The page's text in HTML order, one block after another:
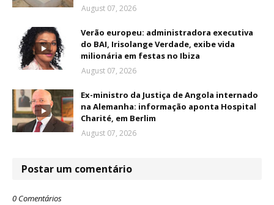
August 07, 2026
Verão europeu: administradora executiva
do BAI, Irisolange Verdade, exibe vida
milionária em festas no Ibiza
August 07, 2026
Ex-ministro da Justiça de Angola internado
na Alemanha: informação aponta Hospital
Charité, em Berlim
August 07, 2026
Postar um comentário
0 Comentários